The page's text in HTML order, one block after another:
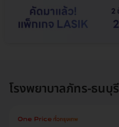
โรงพยาบาลภัทร-ธนบุรี